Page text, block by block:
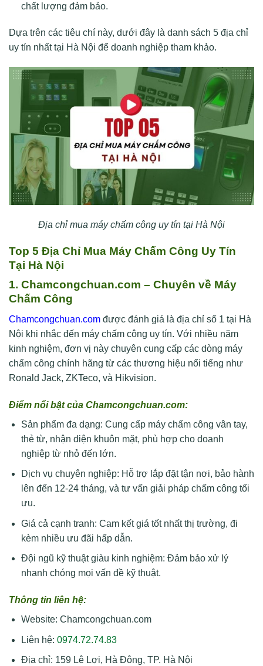
chất lượng đảm bảo.
Dựa trên các tiêu chí này, dưới đây là danh sách 5 địa chỉ
uy tín nhất tại Hà Nội để doanh nghiệp tham khảo.
Địa chỉ mua máy chấm công uy tín tại Hà Nội
Top 5 Địa Chỉ Mua Máy Chấm Công Uy Tín
Tại Hà Nội
1. Chamcongchuan.com – Chuyên về Máy
Chấm Công
Chamcongchuan.com được đánh giá là địa chỉ số 1 tại Hà
Nội khi nhắc đến máy chấm công uy tín. Với nhiều năm
kinh nghiệm, đơn vị này chuyên cung cấp các dòng máy
chấm công chính hãng từ các thương hiệu nổi tiếng như
Ronald Jack, ZKTeco, và Hikvision.
Điểm nổi bật của Chamcongchuan.com:
Sản phẩm đa dạng: Cung cấp máy chấm công vân tay,
thẻ từ, nhận diện khuôn mặt, phù hợp cho doanh
nghiệp từ nhỏ đến lớn.
Dịch vụ chuyên nghiệp: Hỗ trợ lắp đặt tận nơi, bảo hành
lên đến 12-24 tháng, và tư vấn giải pháp chấm công tối
ưu.
Giá cả cạnh tranh: Cam kết giá tốt nhất thị trường, đi
kèm nhiều ưu đãi hấp dẫn.
Đội ngũ kỹ thuật giàu kinh nghiệm: Đảm bảo xử lý
nhanh chóng mọi vấn đề kỹ thuật.
Thông tin liên hệ:
Website: Chamcongchuan.com
Liên hệ: 0974.72.74.83
Địa chỉ: 159 Lê Lợi, Hà Đông, TP. Hà Nội